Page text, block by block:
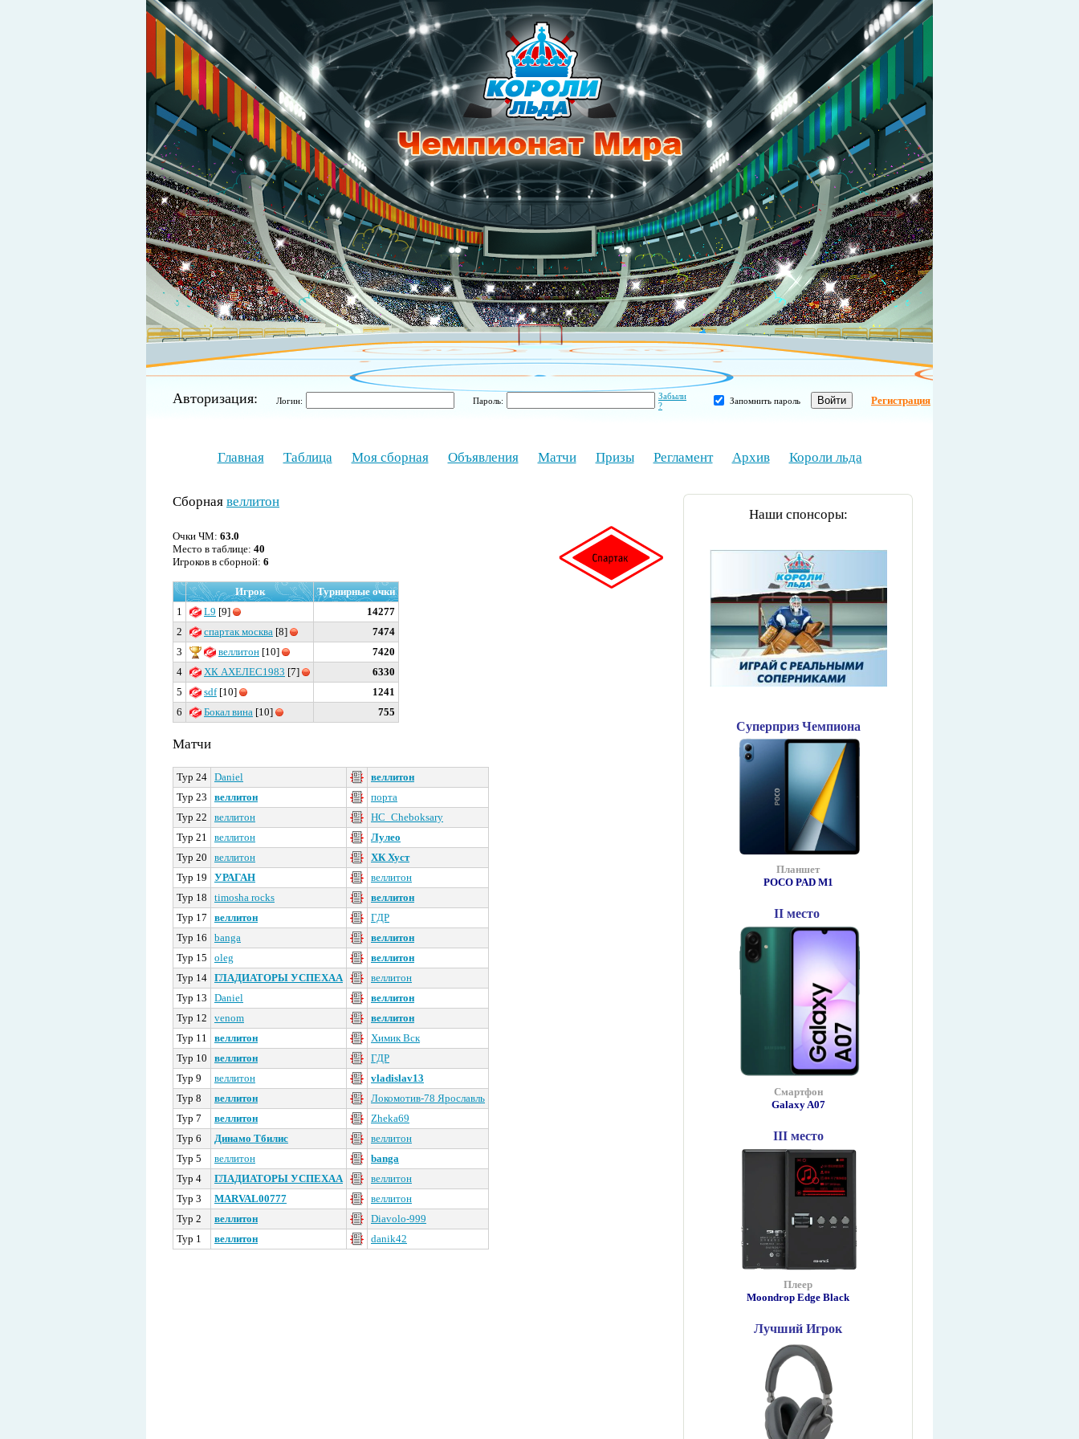
Авторизация: Логин: Пароль:
Забыли
?
Запомнить пароль Регистрация
Главная Таблица Моя сборная Объявления Матчи Призы Регламент Архив Короли льда
Сборная веллитон
Очки ЧМ: 63.0
Место в таблице: 40
Игроков в сборной: 6
Игрок
Турнирные очки
1
L9 [9]
14277
2
спартак москва [8]
7474
3
веллитон [10]
7420
4
ХК АХЕЛЕС1983 [7]
6330
5
sdf[10]
1241
6
Бокал вина [10] 755
Матчи
Тур 24 Daniel
веллитон
Тур 23
веллитон
порта
Тур 22
веллитон
HC_Cheboksary
Тур 21
веллитон
Лулео
Тур 20
веллитон
ХК Хуст
Тур 19
УРАГАН
веллитон
Тур 18
timosha rocks
веллитон
Тур 17
веллитон
ГДР
Тур 16
banga
веллитон
Тур 15
oleg
веллитон
Тур 14 ГЛАДИАТОРЫ УСПЕХАА
веллитон
Тур 13
Daniel
веллитон
Тур 12
venom
веллитон
Тур 11
веллитон
Химик Вск
Тур 10
веллитон
ГДР
Тур 9
веллитон
vladislav13
Тур 8
веллитон
Локомотив-78 Ярославль
Тур 7
веллитон
Zheka69
Тур 6
Динамо Тбилис
веллитон
Тур 5
веллитон
banga
Тур 4
ГЛАДИАТОРЫ УСПЕХАА
веллитон
Тур 3
MARVAL00777
веллитон
Тур 2
веллитон
Diavolo-999
Тур 1
веллитон danik42
Наши спонсоры:
Суперприз Чемпиона
Планшет
POCO PAD М1
II место
Смартфон
Galaxy A07
III место
Плеер
Moondrop Edge Black
Лучший Игрок